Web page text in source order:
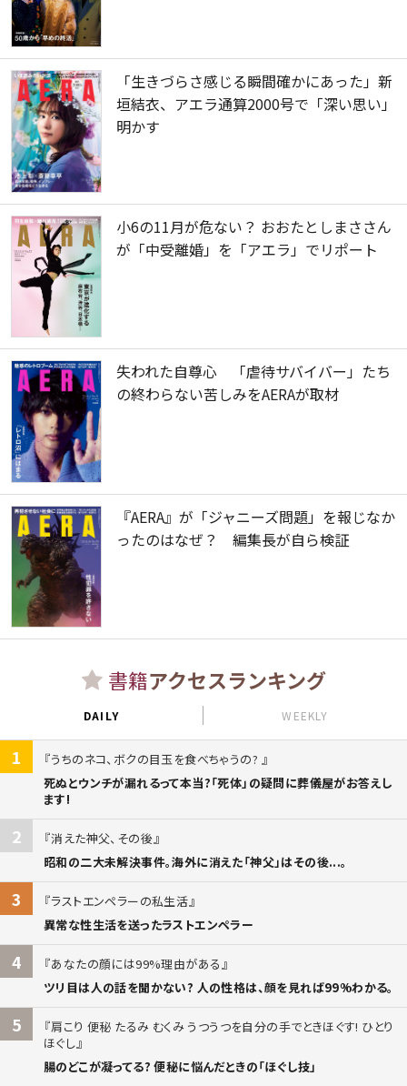
「生きづらさ感じる瞬間確かにあった」新
垣結衣、アエラ通算2000号で「深い思い」
明かす
小6の11月が危ない？ おおたとしまささん
が「中受離婚」を「アエラ」でリポート
失われた自尊心 「虐待サバイバー」たち
の終わらない苦しみをAERAが取材
『AERA』が「ジャニーズ問題」を報じなか
ったのはなぜ？ 編集長が自ら検証
書籍アクセスランキング
DAILY WEEKLY
1
うちのネコ、ボクの目玉を食べちゃうの?
死ぬとウンチが漏れるって本当?「死体」の疑問に葬儀屋がお答えし
ます!
2
消えた神父、その後
昭和の二大未解決事件。海外に消えた「神父」はその後...。
3
ラストエンペラーの私生活
異常な性生活を送ったラストエンペラー
4
あなたの顔には99%理由がある
ツリ目は人の話を聞かない? 人の性格は、顔を見れば99%わかる。
5
肩こり 便秘 たるみ むくみ うつうつを自分の手でときほぐす! ひとり
ほぐし
腸のどこが凝ってる? 便秘に悩んだときの「ほぐし技」